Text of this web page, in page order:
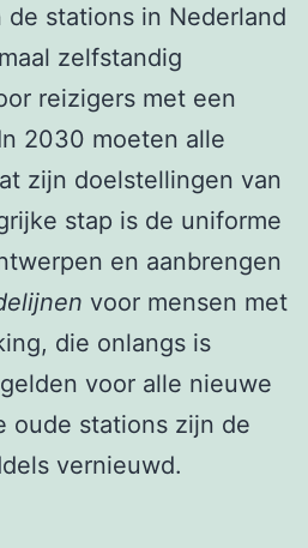
stations in Nederland
zelfstandig
reizigers met een
2030 moeten alle
zijn doelstellingen van
stap is de uniforme
en aanbrengen
voor mensen met
die onlangs is
voor alle nieuwe
oude stations zijn de
vernieuwd.